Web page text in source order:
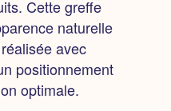
Cette greffe
naturelle
avec
positionnement
optimale.